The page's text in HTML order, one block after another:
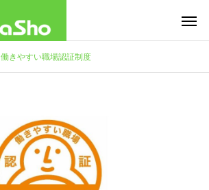
働きやすい職場認証制度